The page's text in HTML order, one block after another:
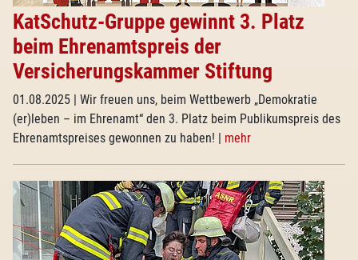
KatSchutz-Gruppe gewinnt 3. Platz
beim Ehrenamtspreis der
Versicherungskammer Stiftung
01.08.2025 | Wir freuen uns, beim Wettbewerb „Demokratie
(er)leben – im Ehrenamt“ den 3. Platz beim Publikumspreis des
Ehrenamtspreises gewonnen zu haben! | mehr